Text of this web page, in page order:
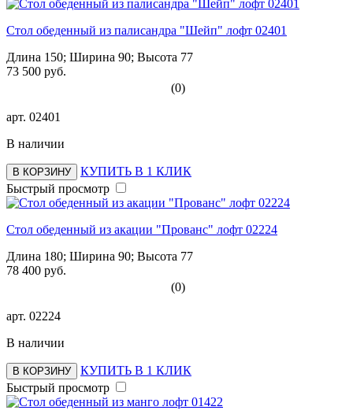
Стол обеденный из палисандра "Шейп" лофт 02401
Длина 150; Ширина 90; Высота 77
73 500 руб.
(0)
арт. 02401
В наличии
В КОРЗИНУ
КУПИТЬ В 1 КЛИК
Быстрый просмотр
Стол обеденный из акации "Прованс" лофт 02224
Длина 180; Ширина 90; Высота 77
78 400 руб.
(0)
арт. 02224
В наличии
В КОРЗИНУ
КУПИТЬ В 1 КЛИК
Быстрый просмотр